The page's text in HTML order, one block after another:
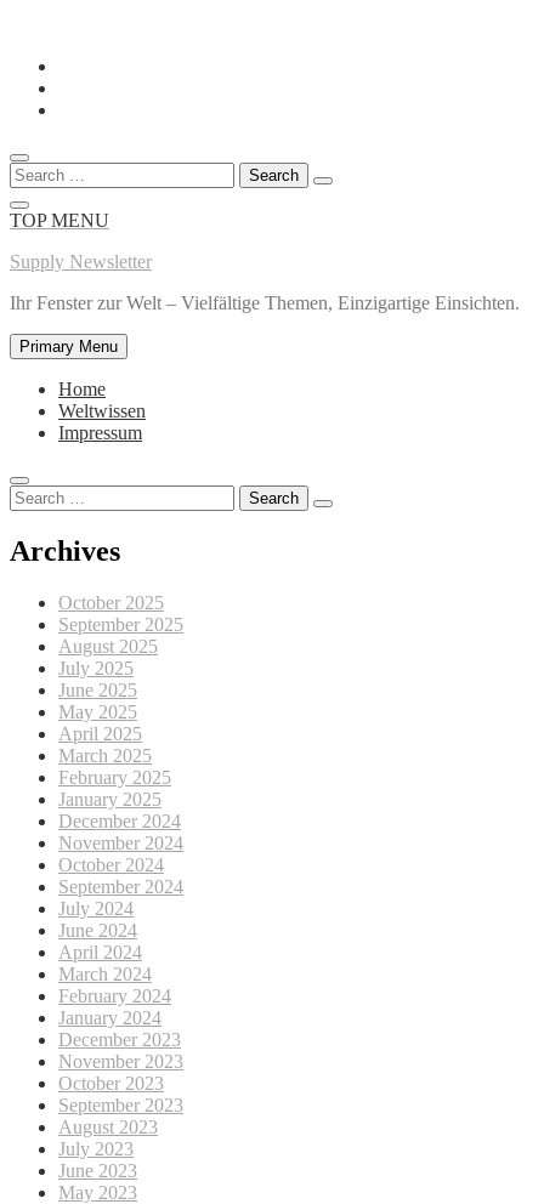
Skip
content
Search
for:
TOP MENU
Supply Newsletter
Ihr Fenster zur Welt – Vielfältige Themen, Einzigartige Einsichten.
Primary Menu
Home
Weltwissen
Impressum
Search
for:
Archives
October 2025
September 2025
August 2025
July 2025
June 2025
May 2025
April 2025
March 2025
February 2025
January 2025
December 2024
November 2024
October 2024
September 2024
July 2024
June 2024
April 2024
March 2024
February 2024
January 2024
December 2023
November 2023
October 2023
September 2023
August 2023
July 2023
June 2023
May 2023